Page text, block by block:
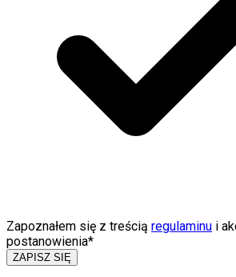
Zapoznałem się z treścią regulaminu i
postanowienia*
ZAPISZ SIĘ